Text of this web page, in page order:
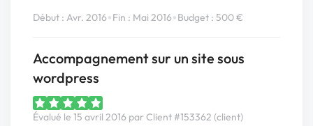
Début : Avr. 2016•Fin : Mai 2016•Budget : 500 €
Accompagnement sur un site sous
wordpress
Évalué le 15 avril 2016 par Client #153362 (client)